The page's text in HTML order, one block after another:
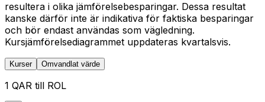
resultera i olika jämförelsebesparingar. Dessa resultat
kanske därför inte är indikativa för faktiska besparingar
och bör endast användas som vägledning.
Kursjämförelsediagrammet uppdateras kvartalsvis.
Kurser Omvandlat värde
1 QAR till ROL